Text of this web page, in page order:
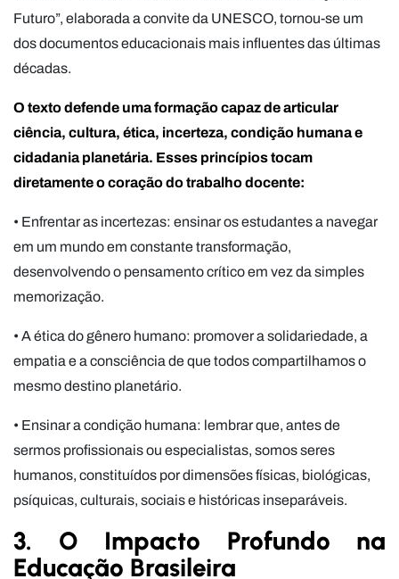
Futuro”, elaborada a convite da UNESCO, tornou-se um
dos documentos educacionais mais influentes das últimas
décadas.
O texto defende uma formação capaz de articular
ciência, cultura, ética, incerteza, condição humana e
cidadania planetária. Esses princípios tocam
diretamente o coração do trabalho docente:
• Enfrentar as incertezas: ensinar os estudantes a navegar
em um mundo em constante transformação,
desenvolvendo o pensamento crítico em vez da simples
memorização.
• A ética do gênero humano: promover a solidariedade, a
empatia e a consciência de que todos compartilhamos o
mesmo destino planetário.
• Ensinar a condição humana: lembrar que, antes de
sermos profissionais ou especialistas, somos seres
humanos, constituídos por dimensões físicas, biológicas,
psíquicas, culturais, sociais e históricas inseparáveis.
3. O Impacto Profundo na
Educação Brasileira